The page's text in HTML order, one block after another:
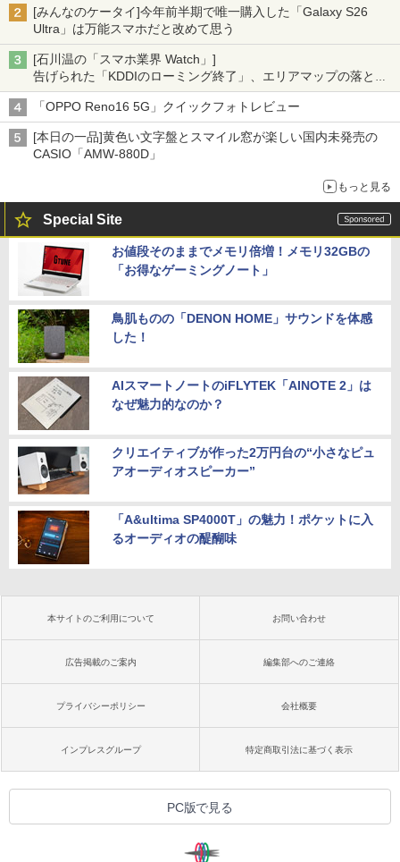
[みんなのケータイ]今年前半期で唯一購入した「Galaxy S26
Ultra」は万能スマホだと改めて思う
[石川温の「スマホ業界 Watch」]
告げられた「KDDIのローミング終了」、エリアマップの落とし
穴と楽天モバイルの課題
「OPPO Reno16 5G」クイックフォトレビュー
[本日の一品]黄色い文字盤とスマイル窓が楽しい国内未発売の
CASIO「AMW-880D」
もっと見る
Special Site
お値段そのままでメモリ倍増！メモリ32GBの
「お得なゲーミングノート」
鳥肌ものの「DENON HOME」サウンドを体感
した！
AIスマートノートのiFLYTEK「AINOTE 2」は
なぜ魅力的なのか？
クリエイティブが作った2万円台の“小さなピュ
アオーディオスピーカー”
「A&ultima SP4000T」の魅力！ポケットに入
るオーディオの醍醐味
本サイトのご利用について お問い合わせ
広告掲載のご案内 編集部へのご連絡
プライバシーポリシー 会社概要
インプレスグループ 特定商取引法に基づく表示
PC版で見る